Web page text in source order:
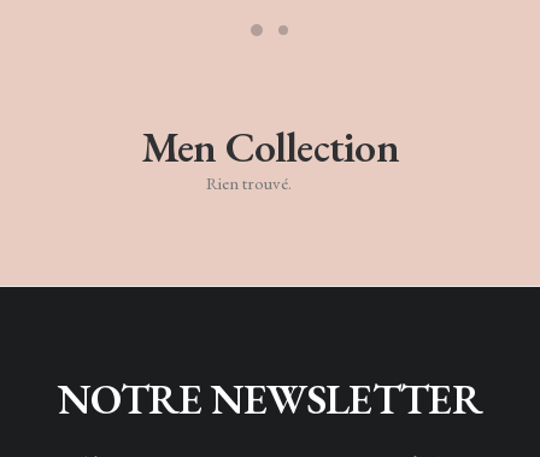
Men Collection
Rien trouvé.
NOTRE NEWSLETTER